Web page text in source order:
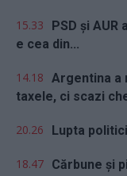
15.33
PSD și
e cea din...
14.18 Argentina a
taxele, ci scazi
20.26 Lupta
18.47 Cărbune și